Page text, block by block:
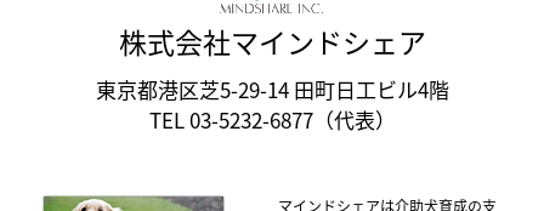
株式会社マインドシェア
東京都港区芝5-29-14 田町日工ビル4階
TEL 03-5232-6877（代表）
マインドシェアは介助犬育成の支